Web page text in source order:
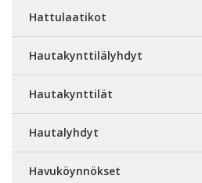
Hattulaatikot
Hautakynttilälyhdyt
Hautakynttilät
Hautalyhdyt
Havuköynnökset